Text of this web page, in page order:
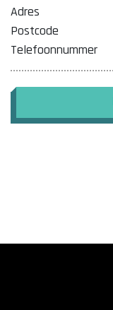
Adres
Postcode
Telefoonnummer